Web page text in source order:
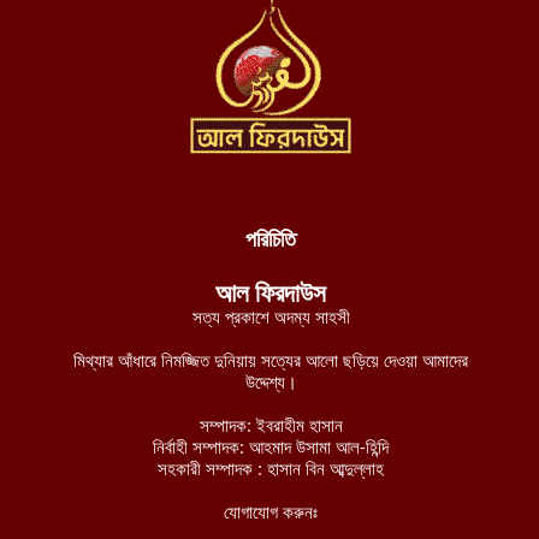
যুদ্ধ বন্ধে নাইজার রাষ্ট্রপ্রধানকে জেএনআইএম-এর শর্ত: মানব রচিত
সংবিধান ছেড়ে শরিয়াহ্ প্রতিষ্ঠা করুন
নব্য চাঁদাবাজদের হাতে জিম্মি রাজধানীবাসী, ৩৫ স্পটে পুলিশ সদস্যরাই করছে
বুরকিনান জান্তা বাহিনীর ১২টি সামরিক অবস্থানের নিয়ন্ত্রণ নিয়েছে
মালিতে জান্তা ও রুশ বাহিনীর ৫টি কনভয়ে প্রতিরোধ বাহিনী জেএনআইএম-
পরিচিতি
আল ফিরদাউস
সত্য প্রকাশে অদম্য সাহসী
মিথ্যার আঁধারে নিমজ্জিত দুনিয়ায় সত্যের আলো ছড়িয়ে দেওয়া আমাদের
উদ্দেশ্য।
সম্পাদক: ইবরাহীম হাসান
নির্বাহী সম্পাদক: আহমাদ উসামা আল-হিন্দি
সহকারী সম্পাদক : হাসান বিন আব্দুল্লাহ
যোগাযোগ করুনঃ